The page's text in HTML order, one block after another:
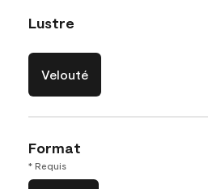
Lustre
Velouté
Format
* Requis